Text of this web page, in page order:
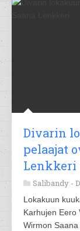
Divarin
pelaajat
Lenkkeri
Salibandy -
Lokakuun
Karhujen Eero
Wirmon